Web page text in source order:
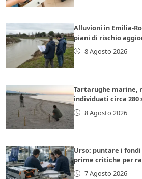
Alluvioni in Emilia-
piani di rischio
8 Agosto 2026
Tartarughe marine,
individuati circa 280
8 Agosto 2026
Urso: puntare i
prime critiche per
7 Agosto 2026